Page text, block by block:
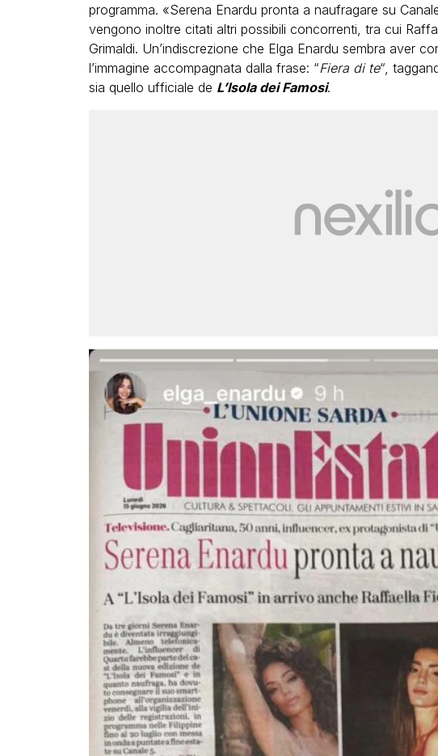
programma. «Serena Enardu pronta a naufragare su
vengono inoltre citati altri possibili concorrenti, tra cui
Grimaldi. Un’indiscrezione che Elga Enardu sembra aver
l’immagine accompagnata dalla frase: “Fiera di te“,
sia quello ufficiale de L’Isola dei Famosi.